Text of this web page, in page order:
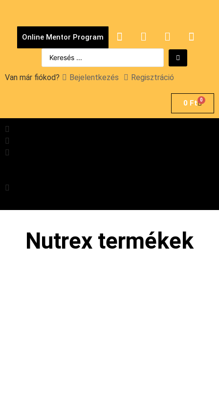
Online Mentor Program
Van már fiókod? Bejelentkezés Regisztráció
0 Ft 0
Nutrex termékek